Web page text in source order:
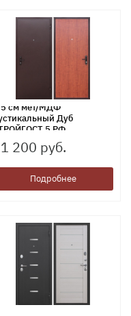
см мет/МДФ
Дуб
5 РФ
200 руб.
Подробнее